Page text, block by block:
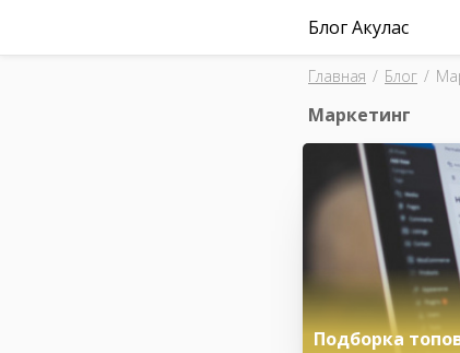
Блог Акулас
Главная / Блог /
Маркетинг
Подборка